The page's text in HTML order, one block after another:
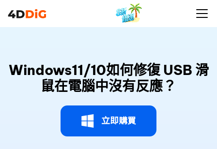
Windows11/10如何修復 USB 滑
鼠在電腦中沒有反應？
立即購買